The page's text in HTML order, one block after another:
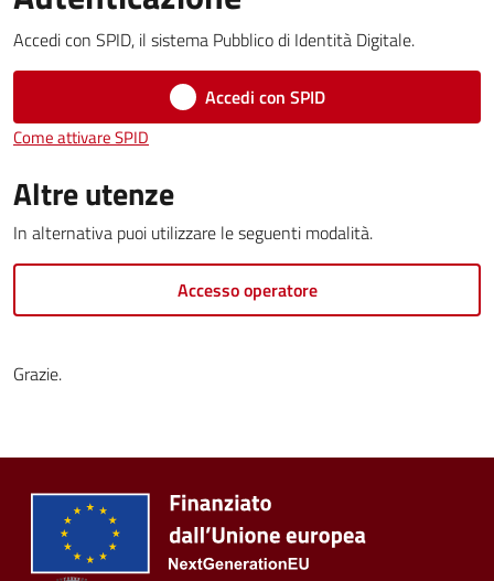
Vivere
Ravarino
Tutti
gli
argomenti...
Accedi con SPID, il sistema Pubblico di Identità Digitale.
Accedi con SPID
Come attivare SPID
Altre utenze
In alternativa puoi utilizzare le seguenti modalità.
Accesso operatore
Grazie.